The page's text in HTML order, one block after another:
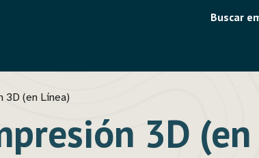
Buscar
3D (en Línea)
3D (en